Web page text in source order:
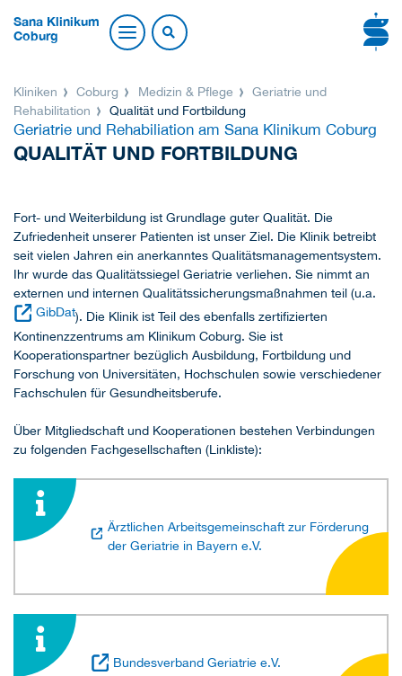
Sana Klinikum
Coburg
Kliniken Coburg Medizin & Pflege
Geriatrie und
Rehabilitation
Qualität und Fortbildung
Geriatrie und Rehabiliation am Sana Klinikum Coburg
QUALITÄT UND FORTBILDUNG
Fort- und Weiterbildung ist Grundlage guter Qualität. Die
Zufriedenheit unserer Patienten ist unser Ziel. Die Klinik betreibt
seit vielen Jahren ein anerkanntes Qualitätsmanagementsystem.
Ihr wurde das Qualitätssiegel Geriatrie verliehen. Sie nimmt an
externen und internen Qualitätssicherungsmaßnahmen teil (u.a.
GibDat). Die Klinik ist Teil des ebenfalls zertifizierten
Kontinenzzentrums am Klinikum Coburg. Sie ist
Kooperationspartner bezüglich Ausbildung, Fortbildung und
Forschung von Universitäten, Hochschulen sowie verschiedener
Fachschulen für Gesundheitsberufe.
Über Mitgliedschaft und Kooperationen bestehen Verbindungen
zu folgenden Fachgesellschaften (Linkliste):
Ärztlichen Arbeitsgemeinschaft zur Förderung
der Geriatrie in Bayern e.V.
Bundesverband Geriatrie e.V.